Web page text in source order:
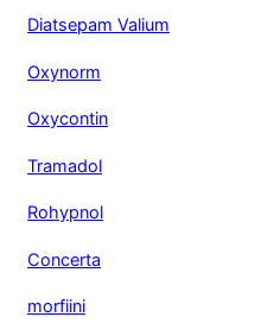
Diatsepam Valium
Oxynorm
Oxycontin
Tramadol
Rohypnol
Concerta
morfiini